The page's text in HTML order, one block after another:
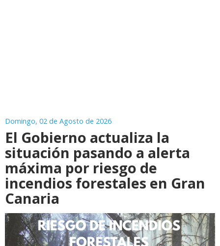
Domingo, 02 de Agosto de 2026
El Gobierno actualiza la
situación pasando a alerta
máxima por riesgo de
incendios forestales en Gran
Canaria